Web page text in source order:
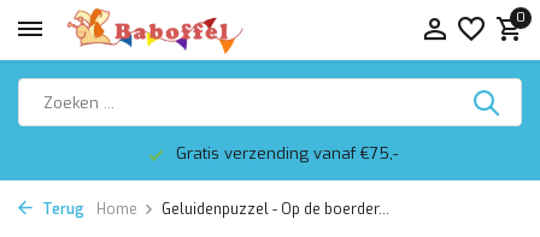
0
Gratis verzending vanaf €75,-
Terug Home Geluidenpuzzel - Op de boerder...